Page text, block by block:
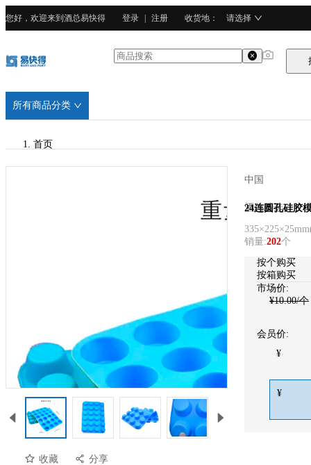
您好，欢迎来到酒总易快得 登录 注册 收货地 ： 请选择
所有商品分类
首页
收藏 分享
中国
酒总精选
24连圆孔硅胶
335×225×25mm
销量:202个
按个购买
按箱购买
市场价:
¥10.00/个
会员价:
¥
¥